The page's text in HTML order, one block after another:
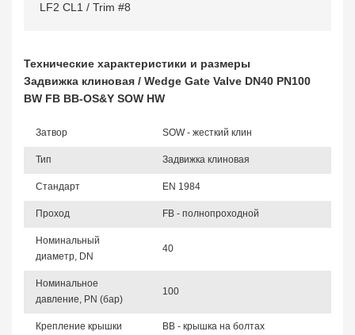
LF2 CL1 / Trim #8
Технические характеристики и размеры
Задвижка клиновая / Wedge Gate Valve DN40 PN100
BW FB BB-OS&Y SOW HW
Затвор SOW - жесткий клин
Тип Задвижка клиновая
Стандарт EN 1984
Проход FB - полнопроходной
Номинальный
диаметр, DN
40
Номинальное
давление, PN (бар)
100
Крепление крышки BB - крышка на болтах